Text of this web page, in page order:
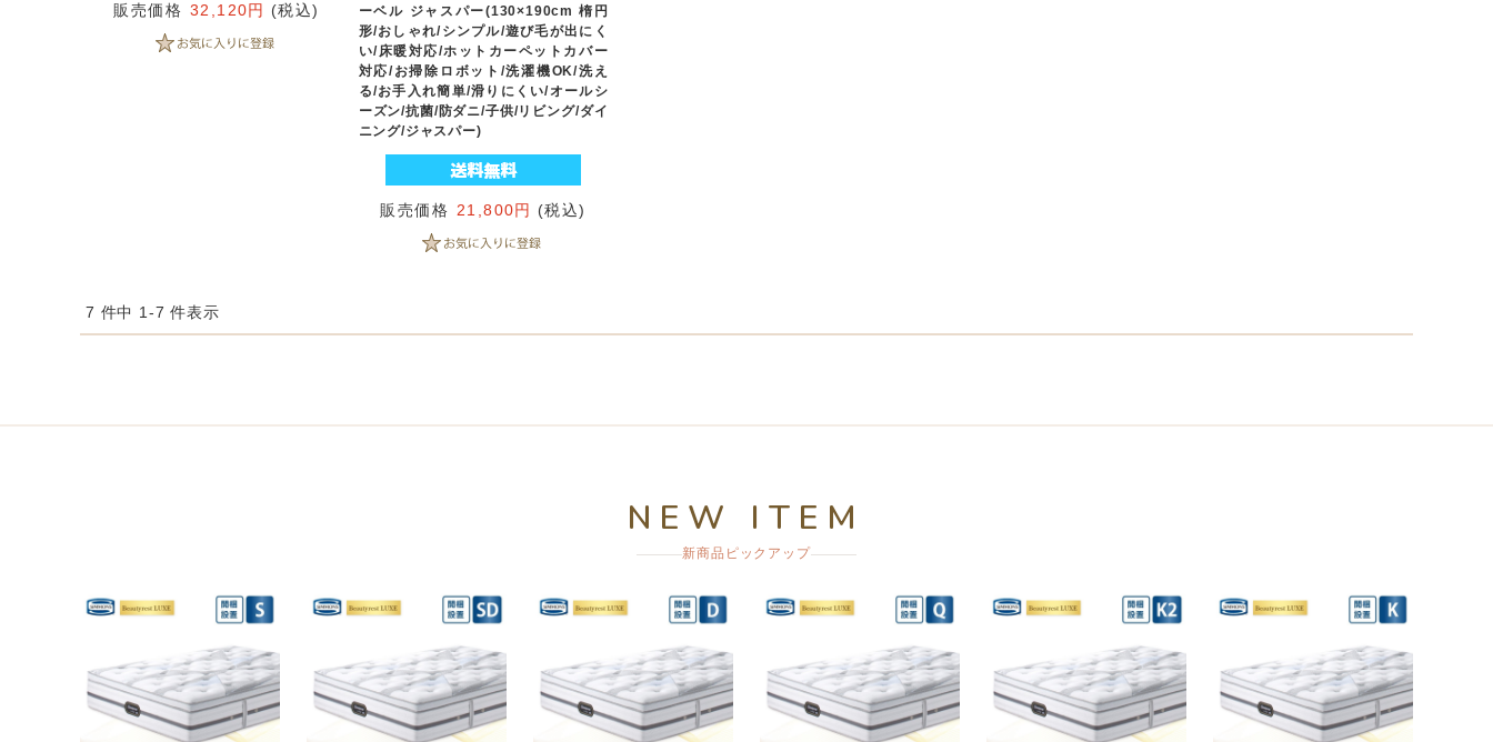
販売価格 32,120円 (税込)
ーベル ジャスパー(130×190cm 楕円
形/おしゃれ/シンプル/遊び毛が出にく
い/床暖対応/ホットカーペットカバー
対応/お掃除ロボット/洗濯機OK/洗え
る/お手入れ簡単/滑りにくい/オールシ
ーズン/抗菌/防ダニ/子供/リビング/ダイ
ニング/ジャスパー)
販売価格 21,800円 (税込)
7 件中 1-7 件表示